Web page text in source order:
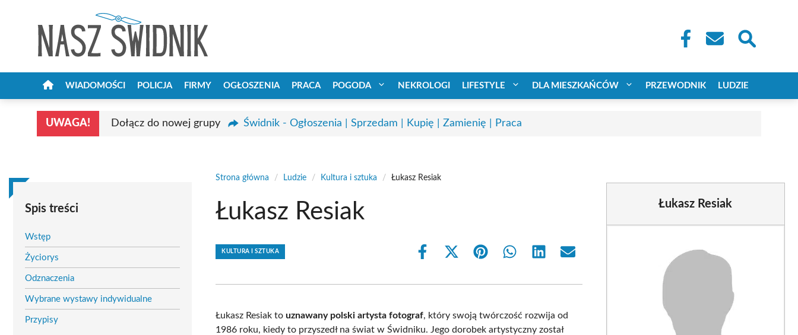
WIADOMOŚCI POLICJA FIRMY OGŁOSZENIA PRACA POGODA NEKROLOGI LIFESTYLE DLA MIESZKAŃCÓW PRZEWODNIK LUDZIE
UWAGA! Dołącz do nowej grupy Świdnik - Ogłoszenia | Sprzedam | Kupię | Zamienię | Praca
Spis treści
Wstęp
Życiorys
Odznaczenia
Wybrane wystawy indywidualne
Przypisy
Strona główna / Ludzie / Kultura i sztuka / Łukasz Resiak
Łukasz Resiak
KULTURA I SZTUKA
Share
Share
(Twitter)
Share Share Share Share
Łukasz Resiak touznawany polski artysta fotograf, który swoją twórczość rozwija od
1986 roku, kiedy to przyszedł na świat w Świdniku. Jego dorobek artystyczny został
Łukasz Resiak